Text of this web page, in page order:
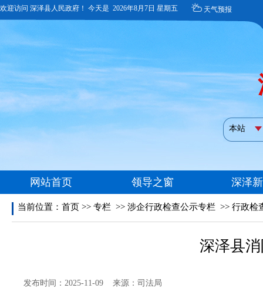
当前位置： 首页 >> 专栏 >> 涉企行政检查公示专栏 >> 行政检
深泽县
发布时间：2025-11-09 来源：司法局